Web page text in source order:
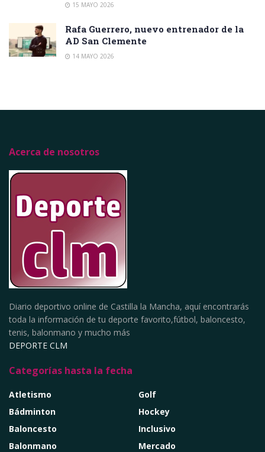
15 MAYO 2026
Rafa Guerrero, nuevo entrenador de la
AD San Clemente
14 MAYO 2026
Acerca de nosotros
Diario deportivo online de Castilla la Mancha, aquí encontrarás
toda la información de tu deporte favorito,fútbol, baloncesto,
tenis, balonmano y mucho más
DEPORTE CLM
Categorías hasta la fecha
Atletismo
Bádminton
Baloncesto
Balonmano
Golf
Hockey
Inclusivo
Mercado